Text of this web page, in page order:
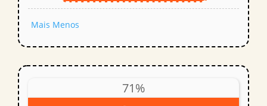
Mais Menos
71%